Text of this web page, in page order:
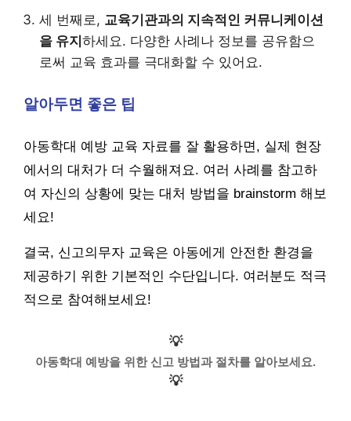
세 번째로, 교육기관과의 지속적인 커뮤니케이션
을 유지 하세요. 다양한 사례나 정보를 공유함으
로써 교육 효과를 극대화할 수 있어요.
알아두면 좋은 팁
아동학대 예방 교육 자료를 잘 활용하면, 실제 현장
에서의 대처가 더 수월해져요. 여러 사례를 참고하
여 자신의 상황에 맞는 대처 방법을 brainstorm 해보
세요!
결국, 신고의무자 교육은 아동에게 안전한 환경을
제공하기 위한 기본적인 수단입니다. 여러분도 적극
적으로 참여해보세요!
💡
아동학대 예방을 위한 신고 방법과 절차를 알아보세요.
💡